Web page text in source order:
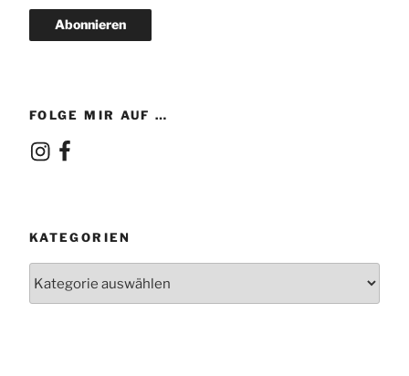
Abonnieren
FOLGE MIR AUF …
Instagram
Facebook
KATEGORIEN